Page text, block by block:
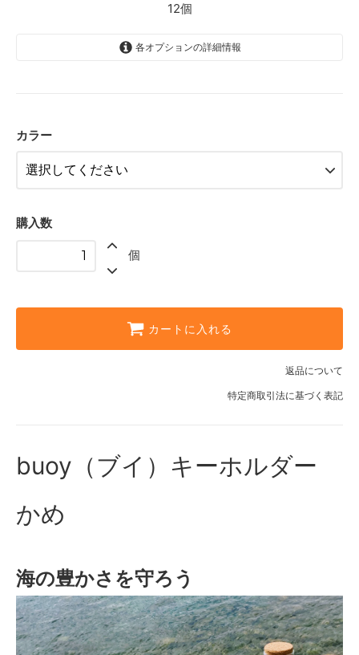
12個
各オプションの詳細情報
カラー
購入数
個
カートに入れる
返品について
特定商取引法に基づく表記
buoy（ブイ）キーホルダー
かめ
海の豊かさを守ろう